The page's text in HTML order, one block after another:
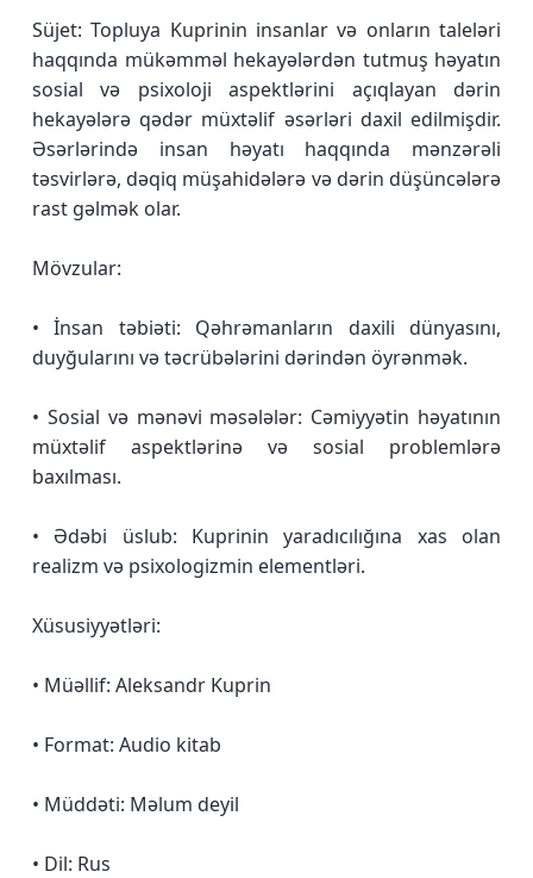
Süjet: Topluya Kuprinin insanlar və onların taleləri
haqqında mükəmməl hekayələrdən tutmuş həyatın
sosial və psixoloji aspektlərini açıqlayan dərin
hekayələrə qədər müxtəlif əsərləri daxil edilmişdir.
Əsərlərində insan həyatı haqqında mənzərəli
təsvirlərə, dəqiq müşahidələrə və dərin düşüncələrə
rast gəlmək olar.
Mövzular:
• İnsan təbiəti: Qəhrəmanların daxili dünyasını,
duyğularını və təcrübələrini dərindən öyrənmək.
• Sosial və mənəvi məsələlər: Cəmiyyətin həyatının
müxtəlif aspektlərinə və sosial problemlərə
baxılması.
• Ədəbi üslub: Kuprinin yaradıcılığına xas olan
realizm və psixologizmin elementləri.
Xüsusiyyətləri:
• Müəllif: Aleksandr Kuprin
• Format: Audio kitab
• Müddəti: Məlum deyil
• Dil: Rus